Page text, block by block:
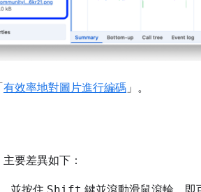
有效率地對圖片進行編碼 」。
要差異如下：